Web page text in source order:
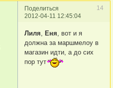
Поделиться
14
2012-04-11 12:45:04
Лиля, Еня, вот и я
должна за маршмелоу в
магазин идти, а до сих
пор тут